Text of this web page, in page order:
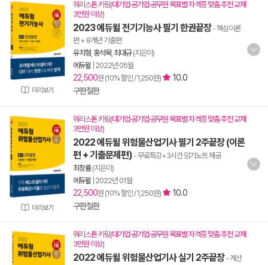
미리보기
워리스톤 키링(대기업·공기업·공무원 목표별 자격증 맞춤 추천 교재
3만원 이상)
2023 에듀윌 전기기능사 필기 한권끝장- 핵심이론
편 + 8개년 기출편
유치형 홍석묵, 최대규(지은이)
에듀윌 2022년 05월
22,500원 (10% 할인 / 1,250원)
10.0
구판절판
미리보기
워리스톤 키링(대기업·공기업·공무원 목표별 자격증 맞춤 추천 교재
3만원 이상)
2022 에듀윌 위험물산업기사 필기 2주끝장 (이론
편 + 기출문제편) - 무료특강+3시간 암기노트 제공
최창률(지은이)
에듀윌 2022년 01월
22,500원 (10% 할인 / 1,250원)
10.0
구판절판
워리스톤 키링(대기업·공기업·공무원 목표별 자격증 맞춤 추천 교재
3만원 이상)
2022 에듀윌 위험물산업기사 실기 2주끝장- 계산